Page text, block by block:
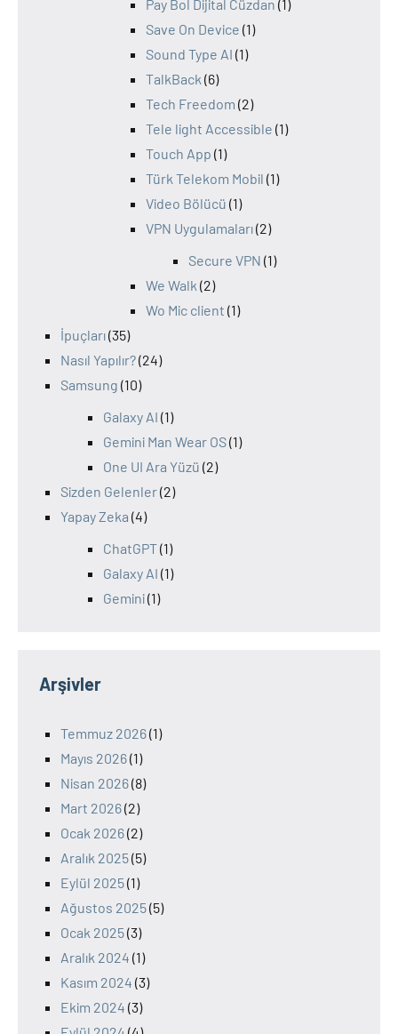
Pay Bol Dijital Cüzdan (1)
Save On Device (1)
Sound Type AI (1)
TalkBack (6)
Tech Freedom (2)
Tele light Accessible (1)
Touch App (1)
Türk Telekom Mobil (1)
Video Bölücü (1)
VPN Uygulamaları(2)
Secure VPN (1)
We Walk (2)
Wo Mic client (1)
İpuçları(35)
Nasıl Yapılır?(24)
Samsung (10)
Galaxy AI (1)
Gemini Man Wear OS(1)
One UI Ara Yüzü (2)
Sizden Gelenler(2)
Yapay Zeka (4)
ChatGPT(1)
Galaxy AI (1)
Gemini(1)
Arşivler
Temmuz 2026(1)
Mayıs 2026(1)
Nisan 2026(8)
Mart 2026(2)
Ocak 2026(2)
Aralık 2025(5)
Eylül 2025(1)
Ağustos 2025(5)
Ocak 2025(3)
Aralık 2024 (1)
Kasım 2024 (3)
Ekim 2024 (3)